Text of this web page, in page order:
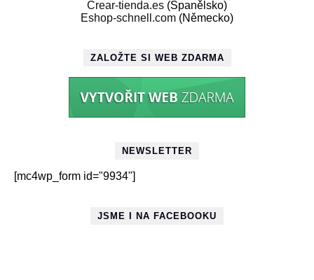
Crear-tienda.es (Španělsko)
Eshop-schnell.com (Německo)
ZALOŽTE SI WEB ZDARMA
NEWSLETTER
[mc4wp_form id="9934"]
JSME I NA FACEBOOKU